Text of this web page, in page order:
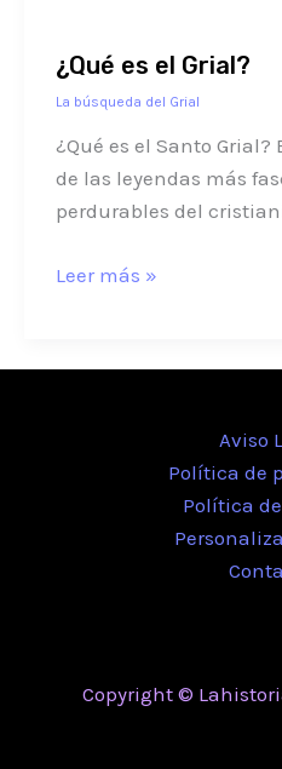
¿Qué es el Grial?
La búsqueda del Grial
¿Qué es el Santo Grial?
de las leyendas más
perdurables del
Leer más »
Aviso
Política de
Política
Copyright ©